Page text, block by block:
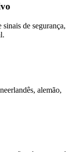
sinais de segurança,
alemão,